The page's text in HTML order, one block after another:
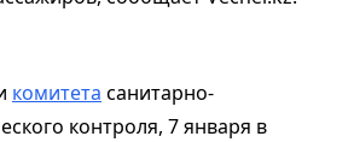
комитета санитарно-
контроля, 7 января в